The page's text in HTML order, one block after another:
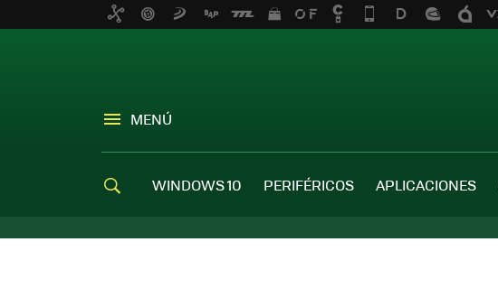
MENÚ
WINDOWS 10 PERIFÉRICOS APLICACIONES